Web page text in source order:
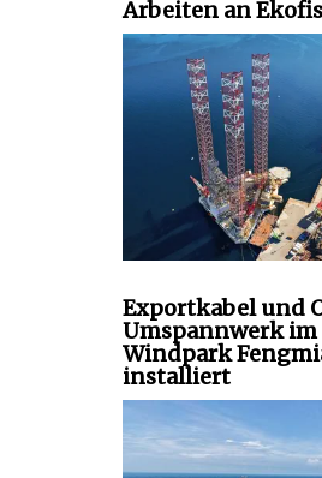
Arbeiten an
Exportkabel und
Umspannwerk
Windpark
installiert